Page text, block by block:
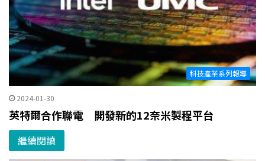
科技產業系列報導
2024-01-30
英特爾合作聯電 開發新的12奈米製程平台
繼續閱讀